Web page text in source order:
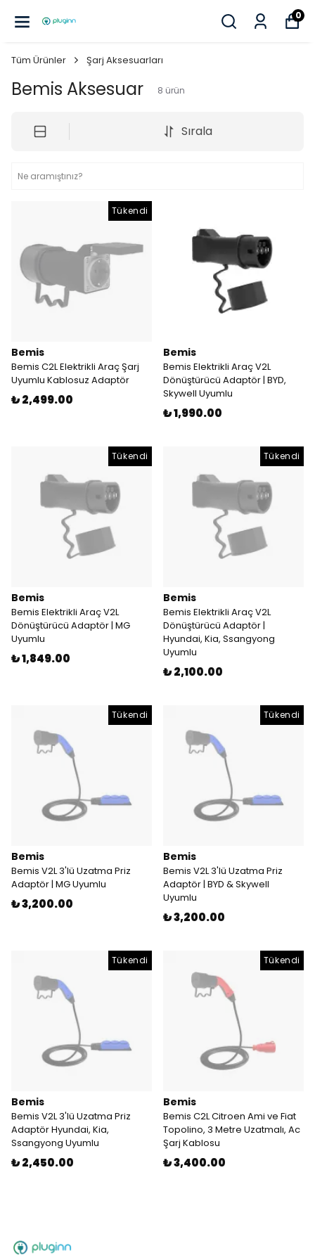
0
Tüm Ürünler Şarj Aksesuarları
Bemis Aksesuar 8 ürün
Sırala
Tükendi
Bemis
Bemis C2L Elektrikli Araç Şarj
Uyumlu Kablosuz Adaptör
₺ 2,499.00
Bemis
Bemis Elektrikli Araç V2L
Dönüştürücü Adaptör | BYD,
Skywell Uyumlu
₺ 1,990.00
Tükendi
Bemis
Bemis Elektrikli Araç V2L
Dönüştürücü Adaptör | MG
Uyumlu
₺ 1,849.00
Tükendi
Bemis
Bemis Elektrikli Araç V2L
Dönüştürücü Adaptör |
Hyundai, Kia, Ssangyong
Uyumlu
₺ 2,100.00
Tükendi
Bemis
Bemis V2L 3'lü Uzatma Priz
Adaptör | MG Uyumlu
₺ 3,200.00
Tükendi
Bemis
Bemis V2L 3'lü Uzatma Priz
Adaptör | BYD & Skywell
Uyumlu
₺ 3,200.00
Tükendi
Bemis
Bemis V2L 3'lü Uzatma Priz
Adaptör Hyundai, Kia,
Ssangyong Uyumlu
₺ 2,450.00
Tükendi
Bemis
Bemis C2L Citroen Ami ve Fiat
Topolino, 3 Metre Uzatmalı, Ac
Şarj Kablosu
₺ 3,400.00